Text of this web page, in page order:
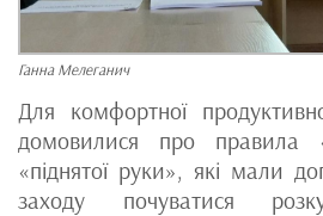
Ганна Мелеганич
Для комфортної
домовилися про правила
«піднятої руки», які мали
заходу почуватися